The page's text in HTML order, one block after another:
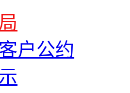
户公约